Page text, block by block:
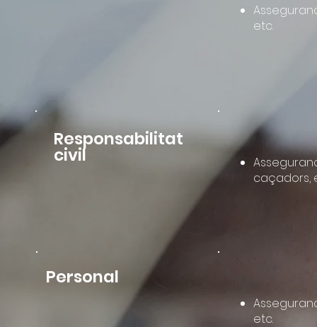
etc.
Responsabilitat
civil
caçadors,
Personal
etc.